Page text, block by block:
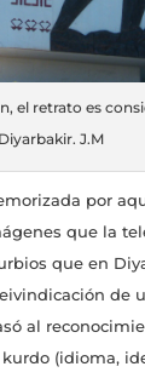
el retrato es
J.M
por
que la
que en
de
al
(idioma,